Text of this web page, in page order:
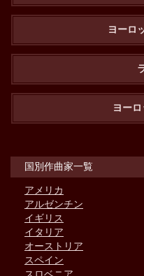
ヨーロ
ヨー
国別作曲家一覧
アメリカ
アルゼンチン
イギリス
イタリア
オーストリア
スペイン